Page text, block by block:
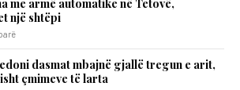
me armë automatike në Tetovë,
një shtëpi
dasmat mbajnë gjallë tregun e arit,
çmimeve të larta